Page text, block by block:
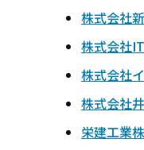
株式会社
株式会社
株式会社
株式会社
栄建工業